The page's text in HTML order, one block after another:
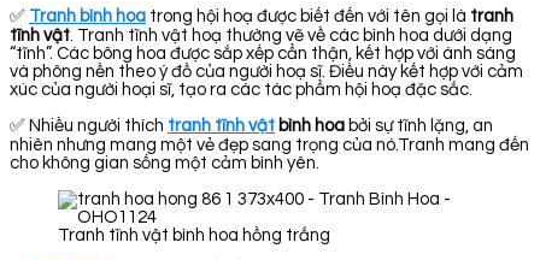
✅ Tranh bình hoa trong hội hoạ được biết đến với tên gọi là tranh
tĩnh vật. Tranh tĩnh vật hoạ thường vẽ về các bình hoa dưới dạng
“tĩnh”. Các bông hoa được sắp xếp cẩn thận, kết hợp với ánh sáng
và phông nền theo ý đồ của người hoạ sĩ. Điều này kết hợp với cảm
xúc của người hoại sĩ, tạo ra các tác phẩm hội hoạ đặc sắc.
✅ Nhiều người thích tranh tĩnh vật bình hoa bởi sự tĩnh lặng, an
nhiên nhưng mang một vẻ đẹp sang trọng của nó.Tranh mang đến
cho không gian sống một cảm bình yên.
Tranh tĩnh vật bình hoa hồng trắng